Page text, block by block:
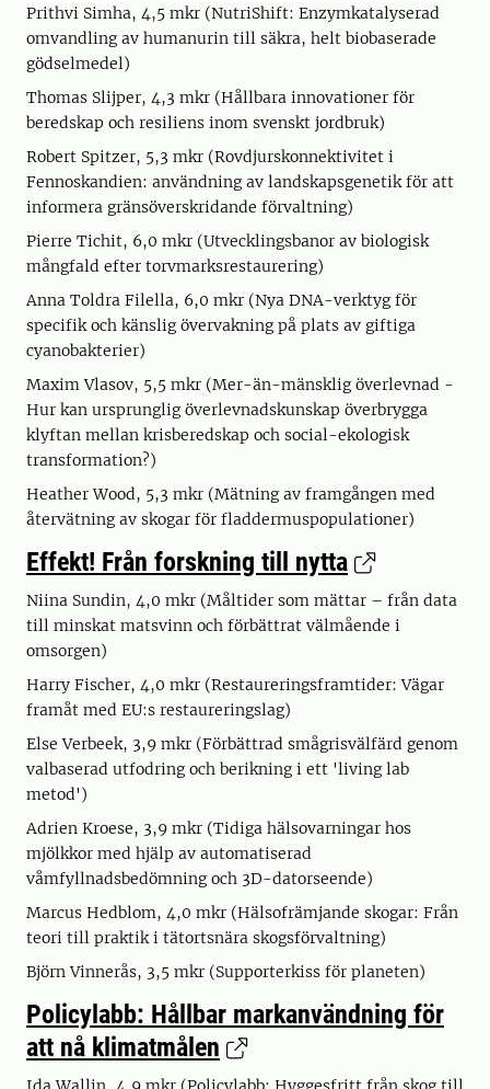
Prithvi Simha, 4,5 mkr (NutriShift: Enzymkatalyserad
omvandling av humanurin till säkra, helt biobaserade
gödselmedel)
Thomas Slijper, 4,3 mkr (Hållbara innovationer för
beredskap och resiliens inom svenskt jordbruk)
Robert Spitzer, 5,3 mkr (Rovdjurskonnektivitet i
Fennoskandien: användning av landskapsgenetik för att
informera gränsöverskridande förvaltning)
Pierre Tichit, 6,0 mkr (Utvecklingsbanor av biologisk
mångfald efter torvmarksrestaurering)
Anna Toldra Filella, 6,0 mkr (Nya DNA-verktyg för
specifik och känslig övervakning på plats av giftiga
cyanobakterier)
Maxim Vlasov, 5,5 mkr (Mer-än-mänsklig överlevnad -
Hur kan ursprunglig överlevnadskunskap överbrygga
klyftan mellan krisberedskap och social-ekologisk
transformation?)
Heather Wood, 5,3 mkr (Mätning av framgången med
återvätning av skogar för fladdermuspopulationer)
Effekt! Från forskning till nytta
Niina Sundin, 4,0 mkr (Måltider som mättar – från data
till minskat matsvinn och förbättrat välmående i
omsorgen)
Harry Fischer, 4,0 mkr (Restaureringsframtider: Vägar
framåt med EU:s restaureringslag)
Else Verbeek, 3,9 mkr (Förbättrad smågrisvälfärd genom
valbaserad utfodring och berikning i ett 'living lab
metod')
Adrien Kroese, 3,9 mkr (Tidiga hälsovarningar hos
mjölkkor med hjälp av automatiserad
våmfyllnadsbedömning och 3D-datorseende)
Marcus Hedblom, 4,0 mkr (Hälsofrämjande skogar: Från
teori till praktik i tätortsnära skogsförvaltning)
Björn Vinnerås, 3,5 mkr (Supporterkiss för planeten)
Policylabb: Hållbar markanvändning för
att nå klimatmålen